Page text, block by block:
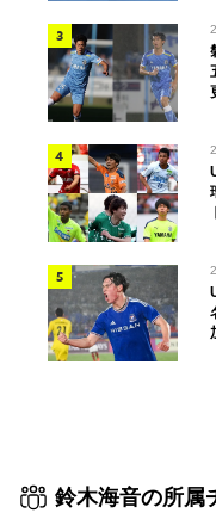
鈴木海音の所属